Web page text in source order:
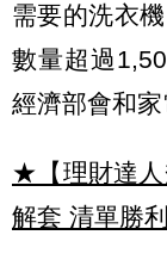
需要的洗衣
數量超過
經濟部會和家
★【理財達人
解套 清單勝